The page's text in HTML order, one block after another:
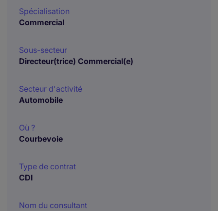
Spécialisation
Commercial
Sous-secteur
Directeur(trice) Commercial(e)
Secteur d'activité
Automobile
Où ?
Courbevoie
Type de contrat
CDI
Nom du consultant